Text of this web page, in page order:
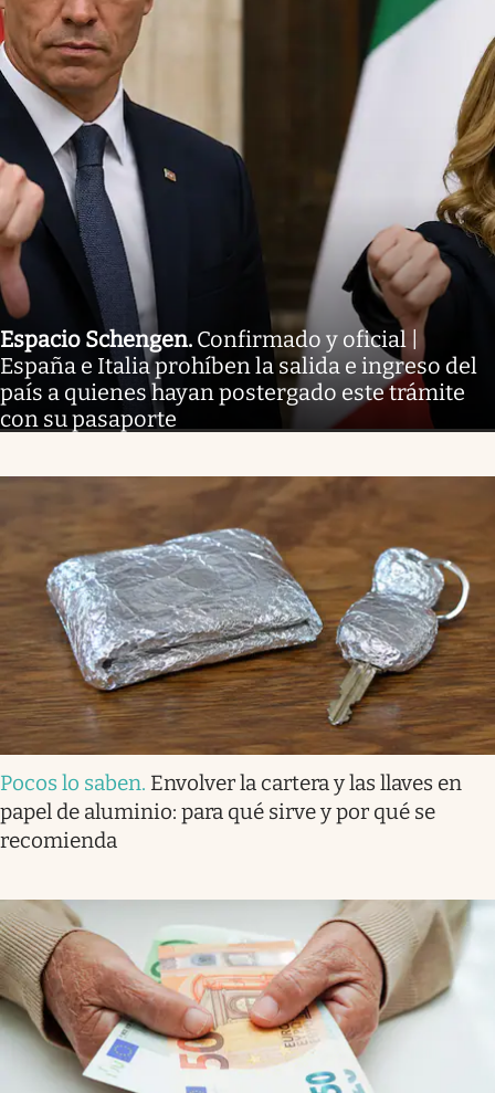
Espacio Schengen. Confirmado y oficial |
España e Italia prohíben la salida e ingreso del
país a quienes hayan postergado este trámite
con su pasaporte
Pocos lo saben. Envolver la cartera y las llaves en
papel de aluminio: para qué sirve y por qué se
recomienda